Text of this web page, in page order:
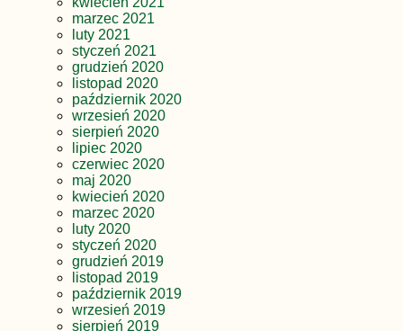
marzec 2021
luty 2021
styczeń 2021
grudzień 2020
listopad 2020
październik 2020
wrzesień 2020
sierpień 2020
lipiec 2020
czerwiec 2020
maj 2020
kwiecień 2020
marzec 2020
luty 2020
styczeń 2020
grudzień 2019
listopad 2019
październik 2019
wrzesień 2019
sierpień 2019